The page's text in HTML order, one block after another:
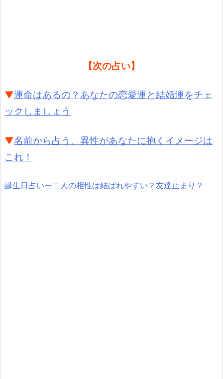
【次の占い】
▼運命はあるの？あなたの恋愛運と結婚運をチェ
ックしましょう
▼名前から占う、異性があなたに抱くイメージは
これ！
誕生日占いー二人の相性は結ばれやすい？友達止まり？